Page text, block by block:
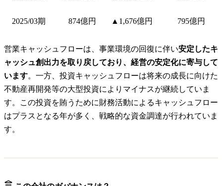
2025/03期 874億円 ▲1,676億円 795億円
営業キャッシュフローは、事業環境の回復に伴い安定したキ
ャッシュ創出力を取り戻しており、経営の安定化に寄与して
います。一方、投資キャッシュフローは将来の成長に向けた
不動産再開発等の大型投資によりマイナスが継続していま
す。この投資を賄うために財務活動によるキャッシュフロー
はプラスとなる年が多く、戦略的な資金調達が行われていま
す。